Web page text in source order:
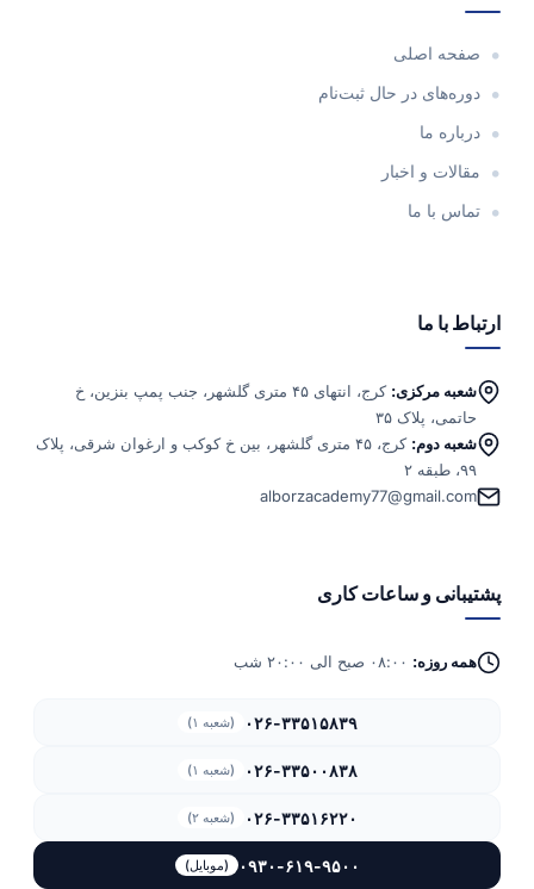
صفحه اصلی
دوره‌های در حال ثبت‌نام
درباره ما
مقالات و اخبار
تماس با ما
ارتباط با ما
شعبه مرکزی:
کرج، انتهای ۴۵ متری گلشهر، جنب پمپ بنزین، خ
حاتمی، پلاک ۳۵
شعبه دوم:
کرج، ۴۵ متری گلشهر، بین خ کوکب و ارغوان شرقی، پلاک
۹۹، طبقه ۲
alborzacademy77@gmail.com
پشتیبانی و ساعات کاری
همه روزه:
۰۲۶-۳۳۵۱۵۸۳۹ (شعبه ۱)
۰۲۶-۳۳۵۰۰۸۳۸ (شعبه ۱)
۰۲۶-۳۳۵۱۶۲۲۰ (شعبه ۲)
۰۹۳۰-۶۱۹-۹۵۰۰ (موبایل)